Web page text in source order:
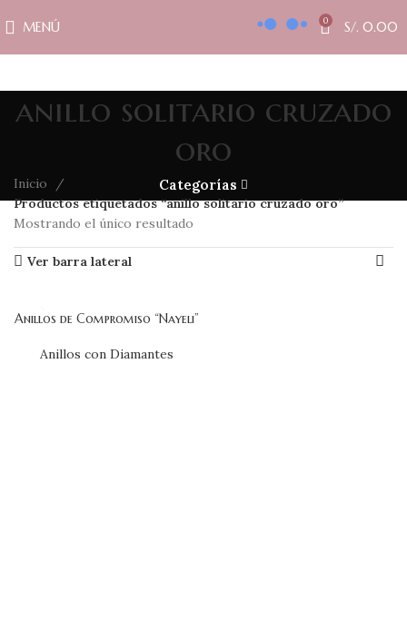
MENÚ 0 S/. 0.00
anillo solitario cruzado
oro
Categorías
Inicio
Productos etiquetados “anillo solitario cruzado oro”
Mostrando el único resultado
Ver barra lateral
Anillos de Compromiso “Nayeli”
Anillos con Diamantes